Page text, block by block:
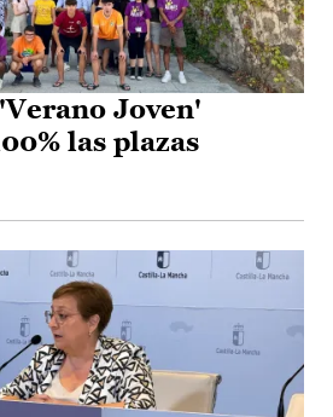
Joven'
las plazas